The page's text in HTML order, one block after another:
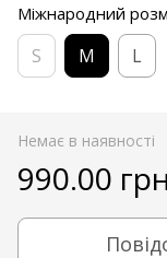
Міжнародний
S M L
Немає в наявності
990.00 грн